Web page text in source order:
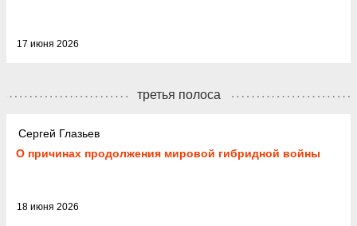
17 июня 2026
третья полоса
Сергей Глазьев
О причинах продолжения мировой гибридной войны
18 июня 2026